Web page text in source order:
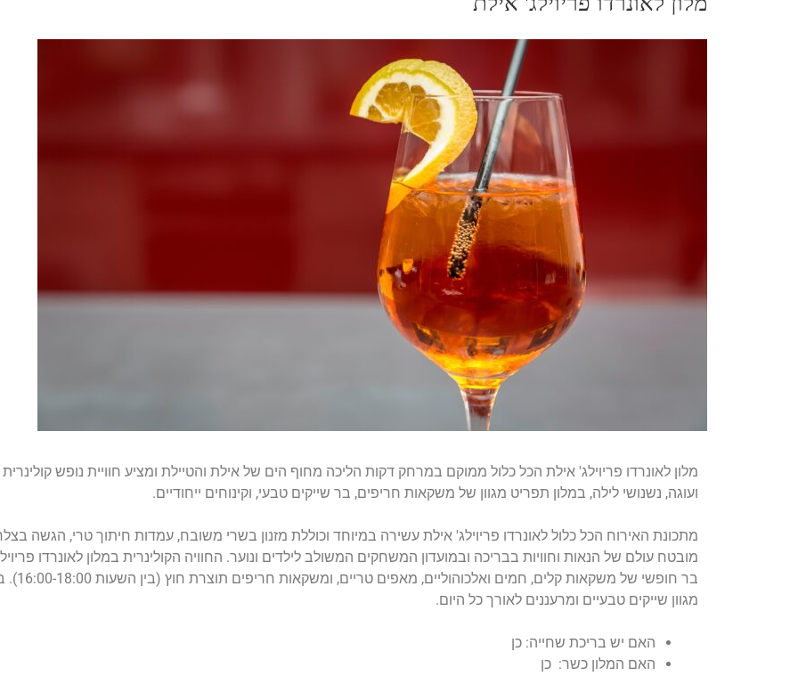
ועוגה, נשנושי לילה, במלון תפריט מגוון של משקאות חריפים, בר שייקים טבעי, וקינוחים ייחודיים.
מתכונת האירוח הכל כלול לאונרדו פריוילג' אילת עשירה במיוחד וכוללת מזנון בשרי משובח, עמדות חיתוך טרי, הגשה
מובטח עולם של הנאות וחוויות בבריכה ובמועדון המשחקים המשולב לילדים ונוער. החוויה הקולינרית במלון לאונרדו
בר
מגוון שייקים טבעיים ומרעננים לאורך כל היום.
האם יש בריכת שחייה: כן
האם המלון כשר: כן